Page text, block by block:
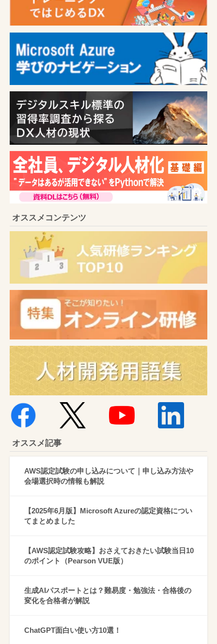
オススメコンテンツ
オススメ記事
AWS認定試験の申し込みについて｜申し込み方法や
会場選択時の情報も解説
【2025年6月版】Microsoft Azureの認定資格につい
てまとめました
【AWS認定試験攻略】おさえておきたい試験当日10
のポイント（Pearson VUE版）
生成AIパスポートとは？難易度・勉強法・合格後の
変化を合格者が解説
ChatGPT面白い使い方10選！